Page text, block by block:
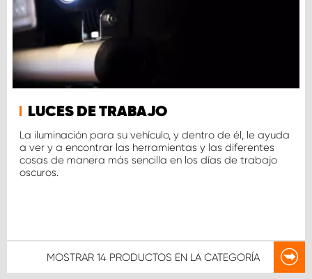
LUCES DE TRABAJO
La iluminación para su vehículo, y dentro de él, le ayuda
a ver y a encontrar las herramientas y las diferentes
cosas de manera más sencilla en los días de trabajo
oscuros.
MOSTRAR 14 PRODUCTOS EN LA CATEGORÍA